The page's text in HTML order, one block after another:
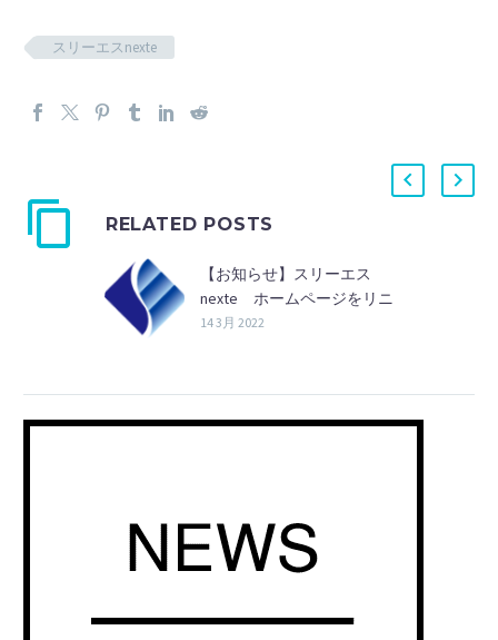
スリーエスnexte
RELATED POSTS
【お知らせ】スリーエス
nexte ホームページをリニ
ューアルしました。
14 3月 2022